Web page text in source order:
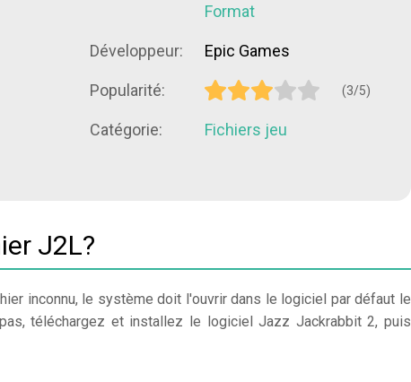
Format
Développeur: Epic Games
Popularité: (3/5)
Catégorie: Fichiers jeu
J2L?
inconnu, le système doit l'ouvrir dans le logiciel par défaut le
téléchargez et installez le logiciel Jazz Jackrabbit 2, puis